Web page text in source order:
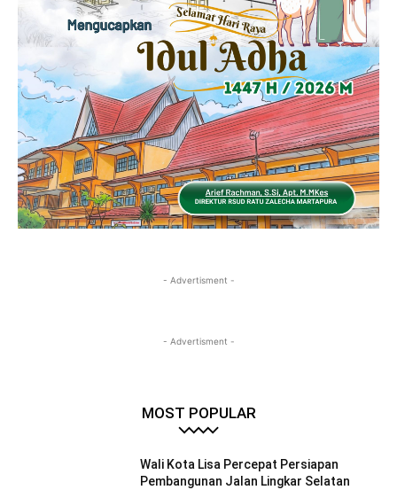
- Advertisment -
- Advertisment -
MOST POPULAR
Wali Kota Lisa Percepat Persiapan
Pembangunan Jalan Lingkar Selatan